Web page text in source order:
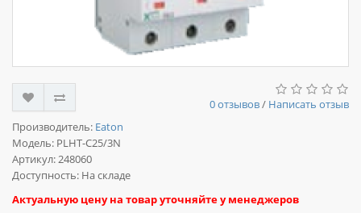
0 отзывов/ Написать отзыв
Производитель: Eaton
Модель: PLHT-C25/3N
Артикул: 248060
Доступность: На складе
Актуальную цену на товар уточняйте у менеджеров